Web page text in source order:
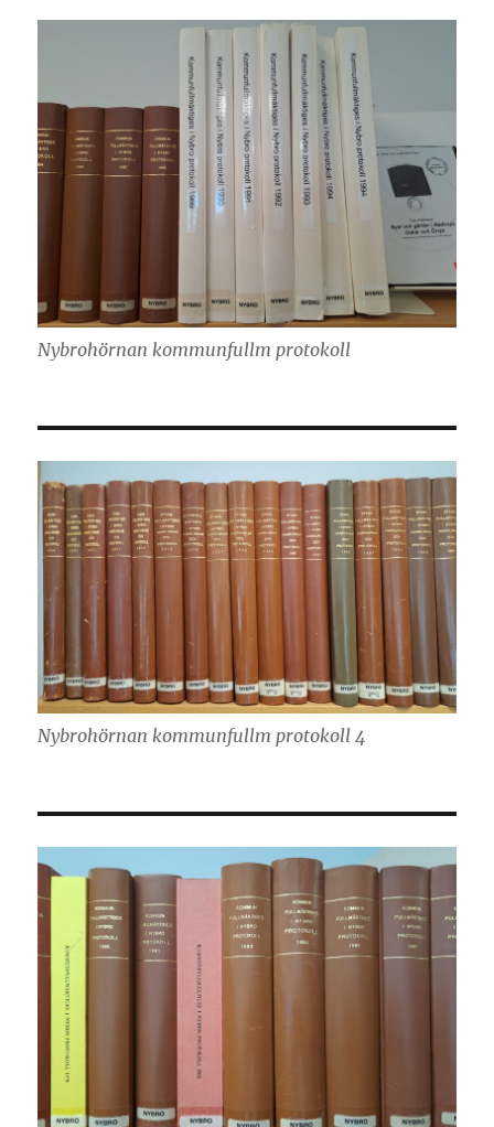
Nybrohörnan kommunfullm protokoll
Nybrohörnan kommunfullm protokoll 4